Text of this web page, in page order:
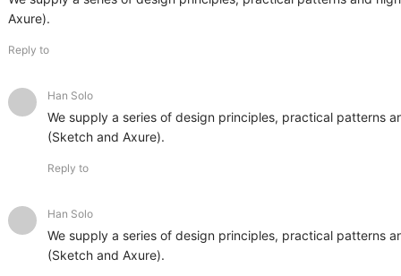
Axure).
Reply to
Han Solo
We supply a series of design principles, practical patterns
(Sketch and Axure).
Reply to
Han Solo
We supply a series of design principles, practical patterns
(Sketch and Axure).